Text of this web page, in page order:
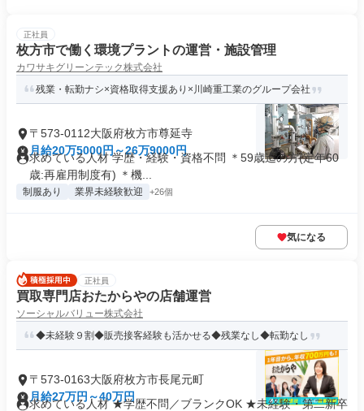
正社員
枚方市で働く環境プラントの運営・施設管理
カワサキグリーンテック株式会社
残業・転勤ナシ×資格取得支援あり×川崎重工業のグループ会社
〒573-0112大阪府枚方市尊延寺
月給20万5000円～26万9000円
求めている人材 学歴・経験・資格不問 ＊59歳迄の方(定年60
歳:再雇用制度有) ＊機...
制服あり 業界未経験歓迎 +26個
気になる
正社員
買取専門店おたからやの店舗運営
ソーシャルバリュー株式会社
◆未経験９割◆販売接客経験も活かせる◆残業なし◆転勤なし
〒573-0163大阪府枚方市長尾元町
月給27万円～40万円
求めている人材 ★学歴不問／ブランクOK ★未経験・第二新卒